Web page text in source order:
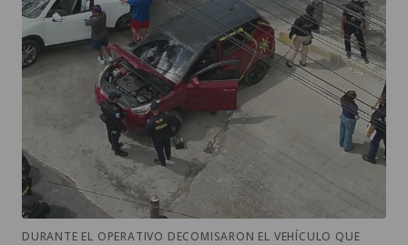
DURANTE EL OPERATIVO DECOMISARON EL VEHÍCULO QUE